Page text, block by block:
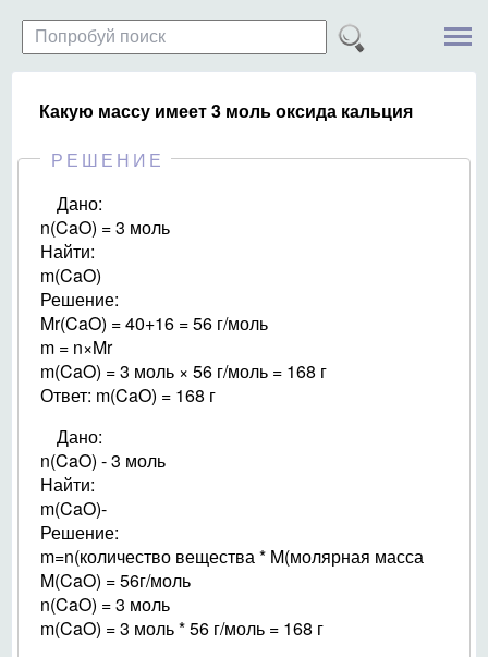
Какую массу имеет 3 моль оксида кальция
РЕШЕНИЕ
Дано:
n(CaO) = 3 моль
Найти:
m(CaO)
Решение:
Mr(CaO) = 40+16 = 56 г/моль
m = n×Mr
m(CaO) = 3 моль × 56 г/моль = 168 г
Ответ: m(CaO) = 168 г
Дано:
n(CaO) - 3 моль
Найти:
m(CaO)-
Решение:
m=n(количество вещества * M(молярная масса
M(CaO) = 56г/моль
n(CaO) = 3 моль
m(CaO) = 3 моль * 56 г/моль = 168 г